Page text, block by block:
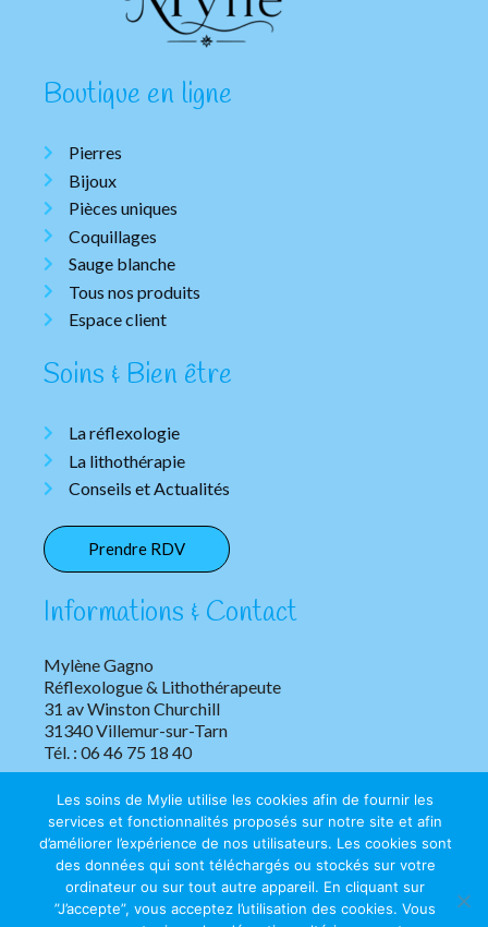
Boutique en ligne
Pierres
Bijoux
Pièces uniques
Coquillages
Sauge blanche
Tous nos produits
Espace client
Soins & Bien être
La réflexologie
La lithothérapie
Conseils et Actualités
Prendre RDV
Informations & Contact
Mylène Gagno
Réflexologue & Lithothérapeute
31 av Winston Churchill
31340 Villemur-sur-Tarn
Tél. : 06 46 75 18 40
Copyright © 2026 Les soins de Mylie | Tous droits réservés.
Les soins de Mylie utilise les cookies afin de fournir les
services et fonctionnalités proposés sur notre site et afin
d’améliorer l’expérience de nos utilisateurs. Les cookies sont
des données qui sont téléchargés ou stockés sur votre
ordinateur ou sur tout autre appareil. En cliquant sur
”J’accepte”, vous acceptez l’utilisation des cookies. Vous